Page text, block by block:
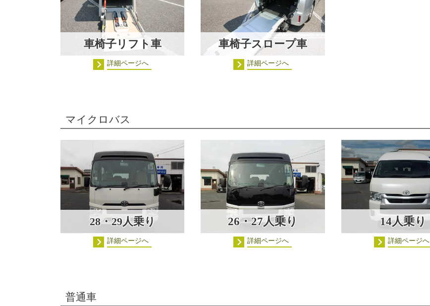
車椅子リフト車
詳細ページへ
車椅子スロープ車
詳細ページへ
マイクロバス
28・29人乗り
詳細ページへ
26・27人乗り
詳細ページへ
14人乗り
詳細ページへ
普通車